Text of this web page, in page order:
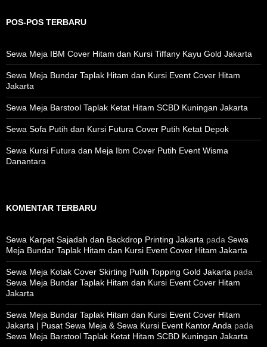
POS-POS TERBARU
Sewa Meja IBM Cover Hitam dan Kursi Tiffany Kayu Gold Jakarta
Sewa Meja Bundar Taplak Hitam dan Kursi Event Cover Hitam
Jakarta
Sewa Meja Barstool Taplak Ketat Hitam SCBD Kuningan Jakarta
Sewa Sofa Putih dan Kursi Futura Cover Putih Ketat Depok
Sewa Kursi Futura dan Meja Ibm Cover Putih Event Wisma
Danantara
KOMENTAR TERBARU
Sewa Karpet Sajadah dan Backdrop Printing Jakarta pada Sewa
Meja Bundar Taplak Hitam dan Kursi Event Cover Hitam Jakarta
Sewa Meja Kotak Cover Skirting Putih Topping Gold Jakarta pada
Sewa Meja Bundar Taplak Hitam dan Kursi Event Cover Hitam
Jakarta
Sewa Meja Bundar Taplak Hitam dan Kursi Event Cover Hitam
Jakarta | Pusat Sewa Meja & Sewa Kursi Event Kantor Anda pada
Sewa Meja Barstool Taplak Ketat Hitam SCBD Kuningan Jakarta